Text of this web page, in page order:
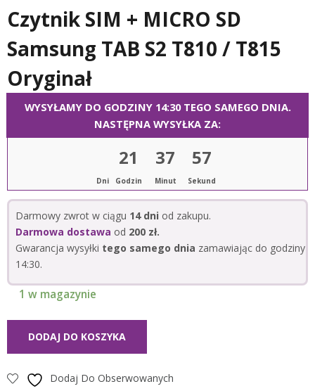
Czytnik SIM + MICRO SD
Samsung TAB S2 T810 / T815
Oryginał
WYSYŁAMY DO GODZINY 14:30 TEGO SAMEGO DNIA.
NASTĘPNA WYSYŁKA ZA:
Dni
21
Godzin
37
Minut
56
Sekund
Darmowy zwrot w ciągu 14 dni od zakupu.
Darmowa dostawa od 200 zł.
Gwarancja wysyłki tego samego dnia zamawiając do godziny
14:30.
1 w magazynie
DODAJ DO KOSZYKA
Dodaj Do Obserwowanych